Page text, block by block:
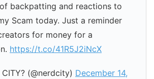
backpatting and reactions to
Scam today. Just a reminder
for money for a
https://t.co/41R5J2iNcX
(@nerdcity) December 14,